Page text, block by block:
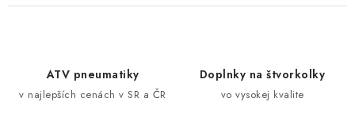
POLARIS SPORTSMAN RZR 1000
ATV pneumatiky
v najlepších cenách v SR a ČR
Doplnky na štvorkolky
vo vysokej kvalite